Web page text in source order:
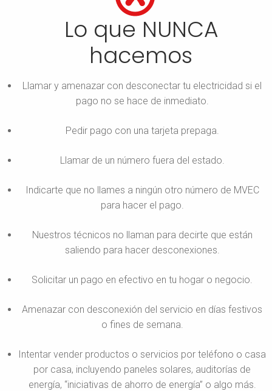
Lo que NUNCA
hacemos
Llamar y amenazar con desconectar tu electricidad si el
pago no se hace de inmediato.
Pedir pago con una tarjeta prepaga.
Llamar de un número fuera del estado.
Indicarte que no llames a ningún otro número de MVEC
para hacer el pago.
Nuestros técnicos no llaman para decirte que están
saliendo para hacer desconexiones.
Solicitar un pago en efectivo en tu hogar o negocio.
Amenazar con desconexión del servicio en días festivos
o fines de semana.
Intentar vender productos o servicios por teléfono o casa
por casa, incluyendo paneles solares, auditorías de
energía, “iniciativas de ahorro de energía” o algo más.